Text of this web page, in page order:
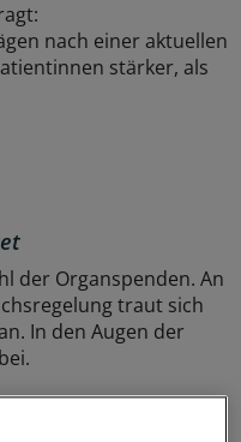
nach einer aktuellen
stärker, als
der Organspenden. An
traut sich
In den Augen der